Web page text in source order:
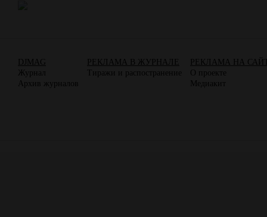
DJMAG
Журнал
Архив журналов
РЕКЛАМА В ЖУРНАЛЕ
Тиражи и распостранение
РЕКЛАМА НА
О проекте
Медиакит